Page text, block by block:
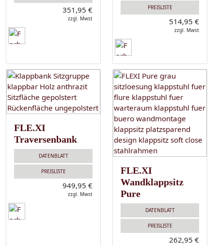
351,95 €
zzgl. Mwst
PREISLISTE
514,95 €
zzgl. Mwst
FLE.XI
Traversenbank
DATENBLATT
PREISLISTE
949,95 €
zzgl. Mwst
FLE.XI
Wandklappsitz
Pure
DATENBLATT
PREISLISTE
262,95 €